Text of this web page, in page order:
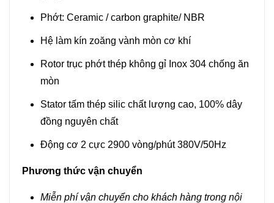
Phớt: Ceramic / carbon graphite/ NBR
Hệ làm kín zoăng vành mòn cơ khí
Rotor trục phớt thép không gỉ Inox 304 chống ăn
mòn
Stator tấm thép silic chất lượng cao, 100% dây
đồng nguyên chất
Động cơ 2 cực 2900 vòng/phút 380V/50Hz
Phương thức vận chuyển
Miễn phí vận chuyển cho khách hàng trong nội